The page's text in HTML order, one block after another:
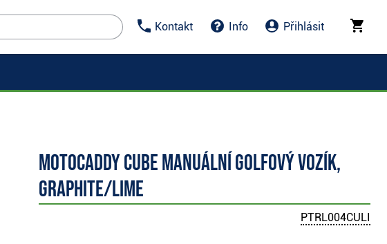
Kontakt Info Přihlásit
Motocaddy CUBE manuální golfový vozík,
graphite/lime
PTRL004CULI